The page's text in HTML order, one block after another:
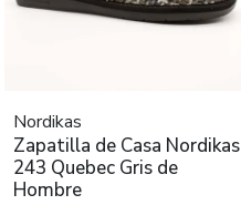
Nordikas
Zapatilla de Casa Nordikas
243 Quebec Gris de
Hombre